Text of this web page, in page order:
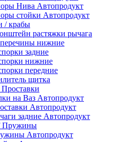
Нива Автопродукт
стойки Автопродукт
/ крабы
растяжки рычага
нижние
задние
нижние
передние
щитка
на Ваз Автопродукт
Автопродукт
задние Автопродукт
Пружины
Автопродукт